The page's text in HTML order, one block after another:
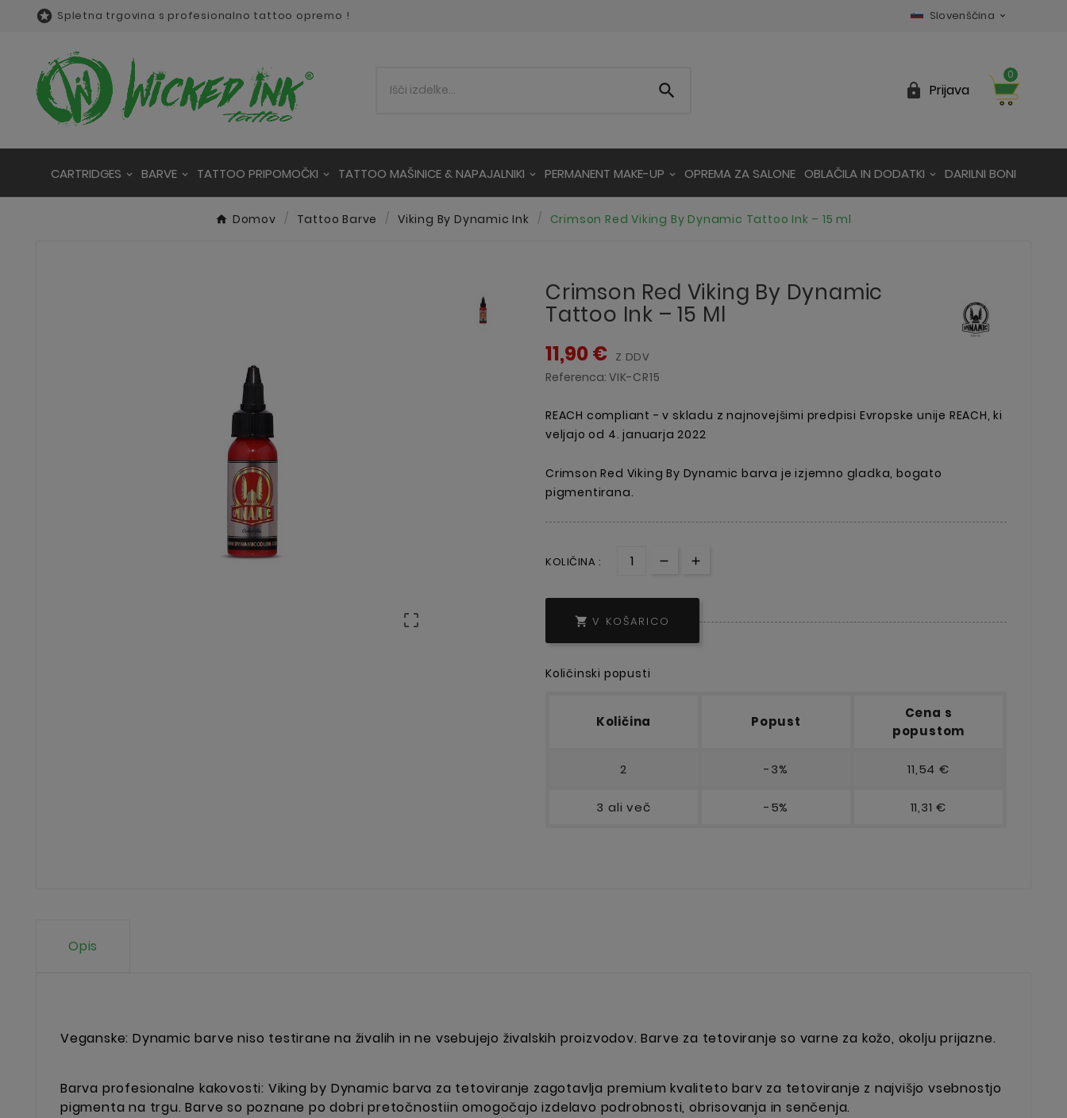
 Spletna trgovina s profesionalno tattoo opremo ! Slovenščina 
  Prijava
0
CARTRIDGES BARVE TATTOO PRIPOMOČKI TATTOO MAŠINICE & NAPAJALNIKI PERMANENT MAKE-UP OPREMA ZA SALONE OBLAČILA IN DODATKI DARILNI BONI
Domov Tattoo Barve Viking By Dynamic Ink Crimson Red Viking By Dynamic Tattoo Ink – 15 ml

Crimson Red Viking By Dynamic
Tattoo Ink – 15 Ml
11,90 € Z DDV
Referenca: VIK-CR15
REACH compliant - v skladu z najnovejšimi predpisi Evropske unije REACH, ki
veljajo od 4. januarja 2022
Crimson Red Viking By Dynamic barva je izjemno gladka, bogato
pigmentirana.
KOLIČINA :
 V KOŠARICO
Količinski popusti
Količina Popust
Cena s
popustom
2 -3% 11,54 €
3 ali več -5% 11,31 €
Opis
Veganske: Dynamic barve niso testirane na živalih in ne vsebujejo živalskih proizvodov. Barve za tetoviranje so varne za kožo, okolju prijazne.
Barva profesionalne kakovosti: Viking by Dynamic barva za tetoviranje zagotavlja premium kvaliteto barv za tetoviranje z najvišjo vsebnostjo
pigmenta na trgu. Barve so poznane po dobri pretočnostiin omogočajo izdelavo podrobnosti, obrisovanja in senčenja.